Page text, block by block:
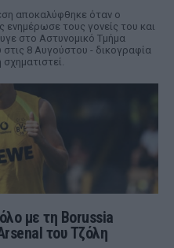
αποκαλύφθηκε όταν ο
ενημέρωσε τους γονείς του και
στο Αστυνομικό Τμήμα
στις 8 Αυγούστου - δικογραφία
σχηματιστεί.
με τη Borussia
του Τζόλη